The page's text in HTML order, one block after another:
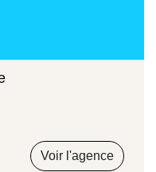
Voir l'agence